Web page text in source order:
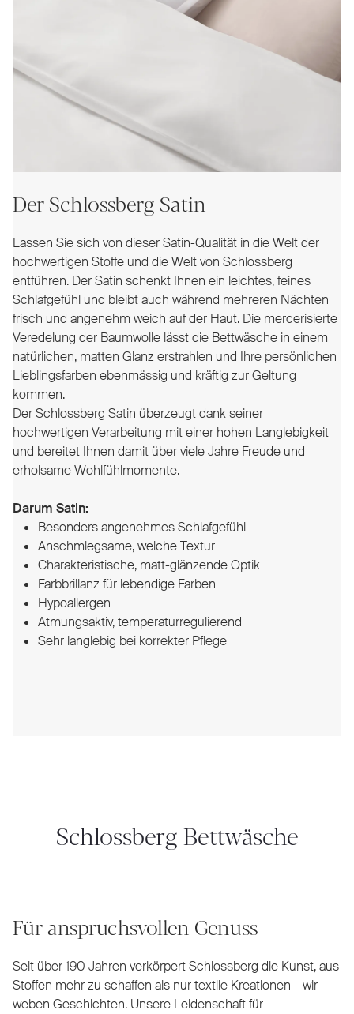
Der Schlossberg Satin
Lassen Sie sich von dieser Satin-Qualität in die Welt der
hochwertigen Stoffe und die Welt von Schlossberg
entführen. Der Satin schenkt Ihnen ein leichtes, feines
Schlafgefühl und bleibt auch während mehreren Nächten
frisch und angenehm weich auf der Haut. Die mercerisierte
Veredelung der Baumwolle lässt die Bettwäsche in einem
natürlichen, matten Glanz erstrahlen und Ihre persönlichen
Lieblingsfarben ebenmässig und kräftig zur Geltung
kommen.
Der Schlossberg Satin überzeugt dank seiner
hochwertigen Verarbeitung mit einer hohen Langlebigkeit
und bereitet Ihnen damit über viele Jahre Freude und
erholsame Wohlfühlmomente.
Darum Satin:
Besonders angenehmes Schlafgefühl
Anschmiegsame, weiche Textur
Charakteristische, matt-glänzende Optik
Farbbrillanz für lebendige Farben
Hypoallergen
Atmungsaktiv, temperaturregulierend
Sehr langlebig bei korrekter Pflege
Schlossberg Bettwäsche
Für anspruchsvollen Genuss
Seit über 190 Jahren verkörpert Schlossberg die Kunst, aus
Stoffen mehr zu schaffen als nur textile Kreationen – wir
weben Geschichten. Unsere Leidenschaft für